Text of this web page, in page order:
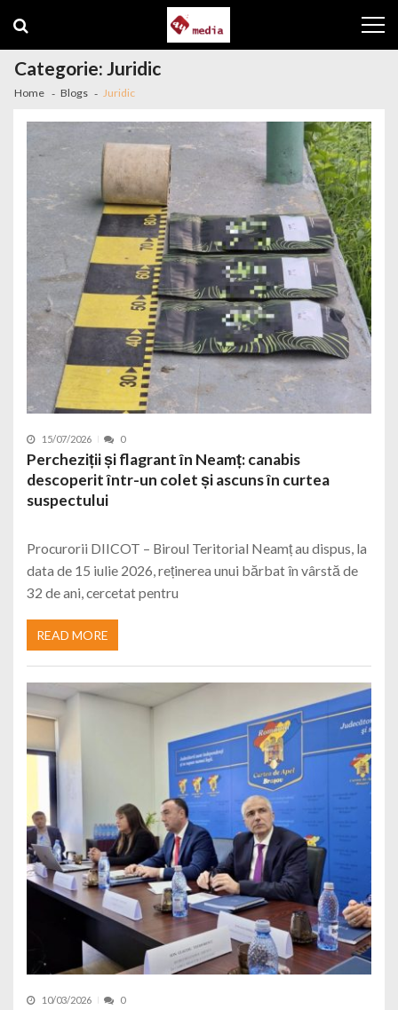
Categorie: Juridic
Home Blogs Juridic
15/07/2026 0
Percheziții și flagrant în Neamț: canabis
descoperit într-un colet și ascuns în curtea
suspectului
Procurorii DIICOT – Biroul Teritorial Neamț au dispus, la
data de 15 iulie 2026, reținerea unui bărbat în vârstă de
32 de ani, cercetat pentru
READ MORE
10/03/2026 0